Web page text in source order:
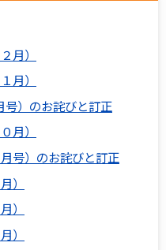
月）
月）
）のお詫びと訂正
月）
号）のお詫びと訂正
）
）
）